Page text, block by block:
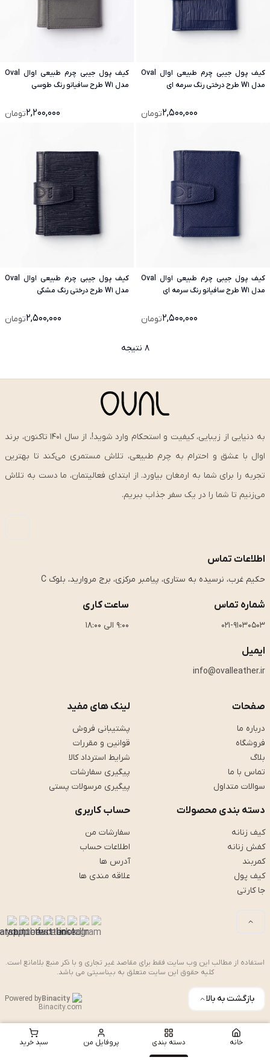
کیف پول جیبی چرم طبیعی اوال Oval
مدل W1 طرح درختی رنگ سرمه ای
2,500,000تومان
کیف پول جیبی چرم طبیعی اوال Oval
مدل W1 طرح سافیانو رنگ طوسی
2,200,000تومان
کیف پول جیبی چرم طبیعی اوال Oval
مدل W1 طرح سافیانو رنگ سرمه ای
2,500,000تومان
کیف پول جیبی چرم طبیعی اوال Oval
مدل W1 طرح درختی رنگ مشکی
2,500,000تومان
8 نتیجه
به دنیایی از زیبایی، کیفیت و استحکام وارد شوید!، از سال ۱۴۰۱ تاکنون، برند
اوال با عشق و احترام به چرم طبیعی، تلاش مستمری می‌کند تا بهترین
تجربه را برای شما به ارمغان بیاورد. از ابتدای فعالیتمان، ما دست به تلاش
می‌زنیم تا شما را در یک سفر جذاب ببریم.
اطلاعات تماس
حکیم غرب، نرسیده به ستاری، پیامبر مرکزی، برج مروارید، بلوک C
شماره تماس
021-91030503
ساعت کاری
9:00 الی 18:00
ایمیل
info@ovalleather.ir
صفحات
درباره ما
فروشگاه
بلاگ
تماس با ما
سوالات متداول
لینک های مفید
پشتیبانی فروش
قوانین و مقررات
شرایط استرداد کالا
پیگیری سفارشات
پیگیری مرسولات پستی
دسته بندی محصولات
کیف زنانه
کفش زنانه
کمربند
کیف پول
جا کارتی
حساب کاربری
سفارشات من
اطلاعات حساب
آدرس ها
علاقه مندی ها
استفاده از مطالب این وب سایت فقط برای مقاصد غیر تجاری و با ذکر منبع بلامانع است.
کلیه حقوق این سایت متعلق به بیناسیتی می باشد.
بازگشت به بالا Powered byBinacity
خانه دسته بندی پروفایل من سبد خرید